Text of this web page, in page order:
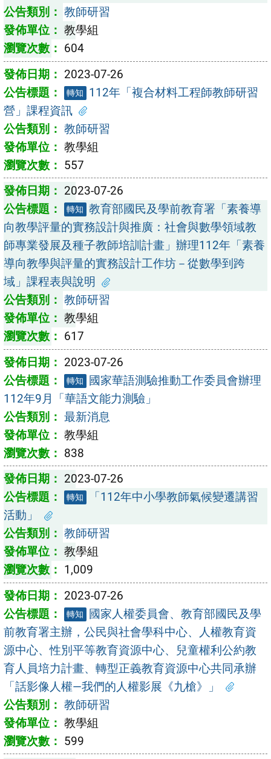
教師研習
教學組
604
2023-07-26
轉知
112年「複合材料工程師教師研習
營」課程資訊
教師研習
教學組
557
2023-07-26
轉知 教育部國民及學前教育署「素養導
向教學評量的實務設計與推廣：社會與數學領域教
師專業發展及種子教師培訓計畫」辦理112年「素養
導向教學與評量的實務設計工作坊－從數學到跨
域」課程表與說明
教師研習
教學組
617
2023-07-26
轉知
國家華語測驗推動工作委員會辦理
112年9月「華語文能力測驗」
最新消息
教學組
838
2023-07-26
轉知
「112年中小學教師氣候變遷講習
活動」
教師研習
教學組
1,009
2023-07-26
轉知
國家人權委員會、教育部國民及學
前教育署主辦，公民與社會學科中心、人權教育資
源中心、性別平等教育資源中心、兒童權利公約教
育人員培力計畫、轉型正義教育資源中心共同承辦
「話影像人權—我們的人權影展《九槍》」
教師研習
教學組
599